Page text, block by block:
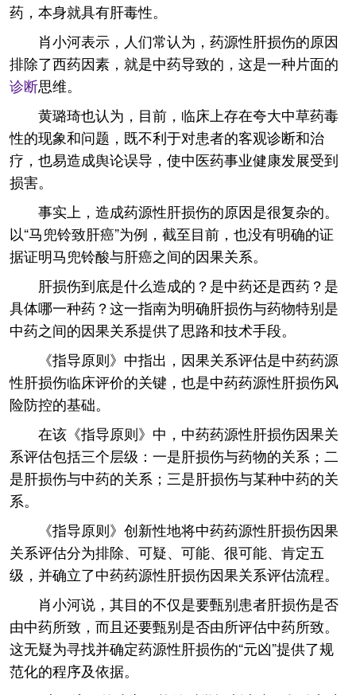
药，本身就具有肝毒性。
肖小河表示，人们常认为，药源性肝损伤的原因
排除了西药因素，就是中药导致的，这是一种片面的
诊断思维。
黄璐琦也认为，目前，临床上存在夸大中草药毒
性的现象和问题，既不利于对患者的客观诊断和治
疗，也易造成舆论误导，使中医药事业健康发展受到
损害。
事实上，造成药源性肝损伤的原因是很复杂的。
以“马兜铃致肝癌”为例，截至目前，也没有明确的证
据证明马兜铃酸与肝癌之间的因果关系。
肝损伤到底是什么造成的？是中药还是西药？是
具体哪一种药？这一指南为明确肝损伤与药物特别是
中药之间的因果关系提供了思路和技术手段。
《指导原则》中指出，因果关系评估是中药药源
性肝损伤临床评价的关键，也是中药药源性肝损伤风
险防控的基础。
在该《指导原则》中，中药药源性肝损伤因果关
系评估包括三个层级：一是肝损伤与药物的关系；二
是肝损伤与中药的关系；三是肝损伤与某种中药的关
系。
《指导原则》创新性地将中药药源性肝损伤因果
关系评估分为排除、可疑、可能、很可能、肯定五
级，并确立了中药药源性肝损伤因果关系评估流程。
肖小河说，其目的不仅是要甄别患者肝损伤是否
由中药所致，而且还要甄别是否由所评估中药所致。
这无疑为寻找并确定药源性肝损伤的“元凶”提供了规
范化的程序及依据。